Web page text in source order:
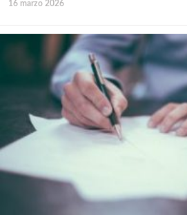
16 marzo 2026